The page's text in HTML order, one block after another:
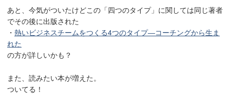
あと、今気がついたけどこの「四つのタイプ」に関しては同じ著者
でその後に出版された
・ 熱いビジネスチームをつくる4つのタイプ―コーチングから生ま
れた
の方が詳しいかも？
また、読みたい本が増えた。
ついてる！